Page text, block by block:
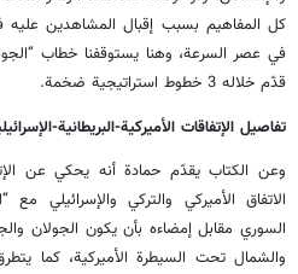
كل المفاهيم بسبب إقبال المشاهدين
قدّم خلاله 3 خطوط استراتيجية ضخمة.
تفاصيل الإتفاقات الأميركية-البريطانية-
وعن الكتاب يقدّم حمادة أنه يحكي عن
الاتفاق الأميركي والتركي والإسرائيلي
السوري مقابل إمضاءه بأن يكون الجولان
والشمال تحت السيطرة الأميركية، كما